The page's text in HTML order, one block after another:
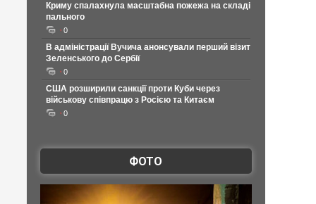
Криму спалахнула масштабна пожежа на складі
пального
0
В адміністрації Вучича анонсували перший візит
Зеленського до Сербії
0
США розширили санкції проти Куби через
військову співпрацю з Росією та Китаєм
0
ФОТО